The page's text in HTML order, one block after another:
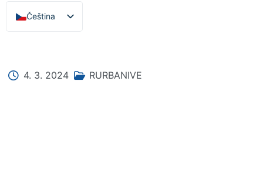
Čeština
English
4. 3. 2024 RURBANIVE